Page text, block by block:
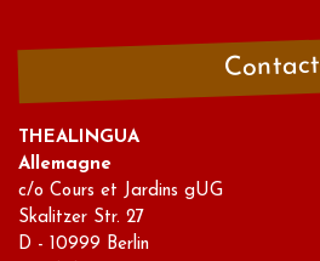
Contact
THEALINGUA
Allemagne
c/o Cours et Jardins gUG
Skalitzer Str. 27
D - 10999 Berlin